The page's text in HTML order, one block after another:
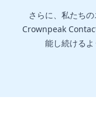
さらに、私たち
Crownpeak
能し続けるよ